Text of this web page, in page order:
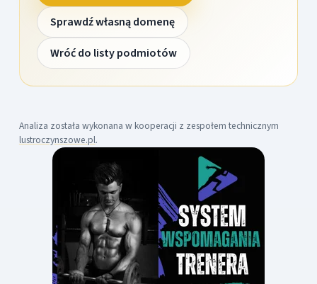
Sprawdź własną domenę
Wróć do listy podmiotów
Analiza została wykonana w kooperacji z zespołem technicznym
lustroczynszowe.pl.